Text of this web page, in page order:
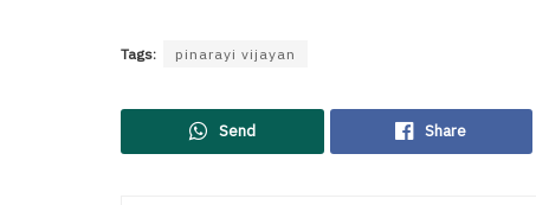
Tags: pinarayi vijayan
Send Share